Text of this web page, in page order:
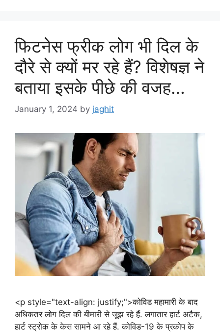
फिटनेस फ्रीक लोग भी दिल के
दौरे से क्यों मर रहे हैं? विशेषज्ञ ने
बताया इसके पीछे की वजह…
January 1, 2024 by jaghit
<p style="text-align: justify;">कोविड महामारी के बाद
अधिकतर लोग दिल की बीमारी से जूझ रहे हैं. लगातार हार्ट अटैक,
हार्ट स्ट्रोक के केस सामने आ रहे हैं. कोविड-19 के प्रकोप के